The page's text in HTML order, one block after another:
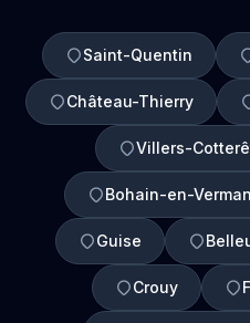
Saint-Quentin
Château-Thierry
Villers-
Bohain-en-
Guise
Crouy